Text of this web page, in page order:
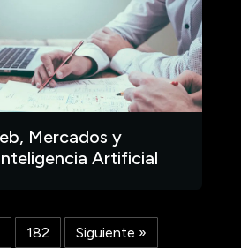
Mercados y
Artificial
182 Siguiente »